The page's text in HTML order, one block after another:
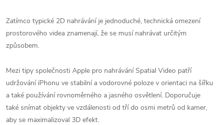
Zatímco typické 2D nahrávání je jednoduché, technická omezení
prostorového videa znamenají, že se musí nahrávat určitým
způsobem.
Mezi tipy společnosti Apple pro nahrávání Spatial Video patří
udržování iPhonu ve stabilní a vodorovné poloze v orientaci na šířku
a také používání rovnoměrného a jasného osvětlení. Doporučuje
také snímat objekty ve vzdálenosti od tří do osmi metrů od kamer,
aby se maximalizoval 3D efekt.